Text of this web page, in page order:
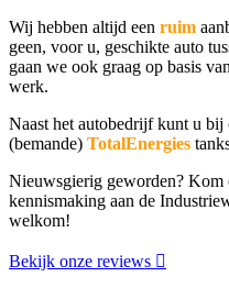
Wij hebben altijd een ruim
geen, voor u, geschikte auto
gaan we ook graag op basis
werk.
Naast het autobedrijf kunt u bij
(bemande) TotalEnergies
Nieuwsgierig geworden? Kom
kennismaking aan de
welkom!
Bekijk onze reviews